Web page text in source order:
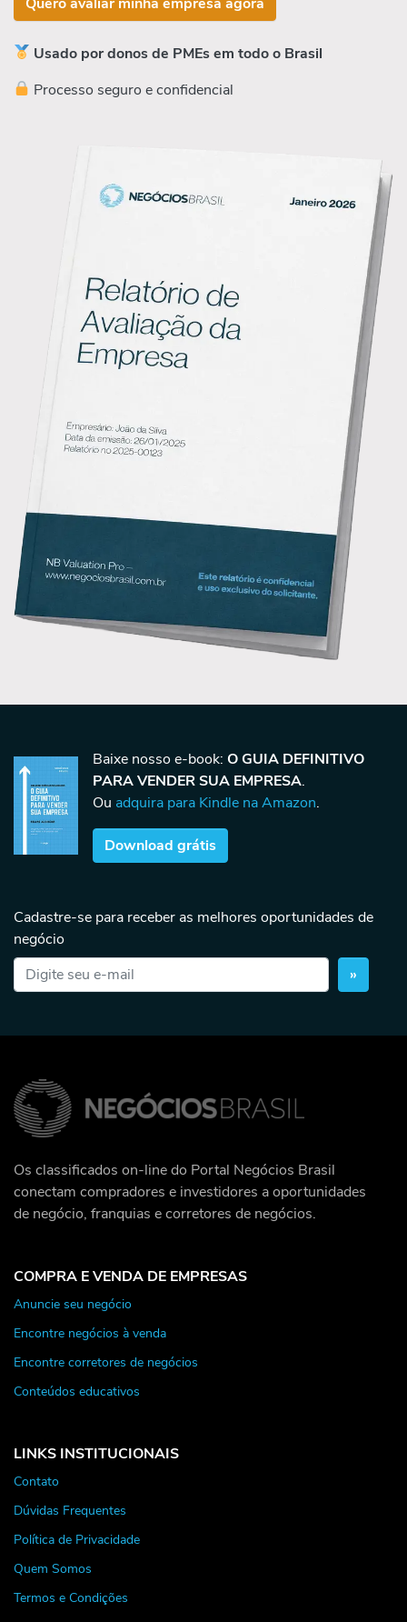
Usado por donos de PMEs em todo o Brasil
Processo seguro e confidencial
Baixe nosso e-book: O GUIA DEFINITIVO
PARA VENDER SUA EMPRESA.
Ou adquira para Kindle na Amazon.
Download grátis
Cadastre-se para receber as melhores oportunidades de
negócio
»
Os classificados on-line do Portal Negócios Brasil
conectam compradores e investidores a oportunidades
de negócio, franquias e corretores de negócios.
COMPRA E VENDA DE EMPRESAS
Anuncie seu negócio
Encontre negócios à venda
Encontre corretores de negócios
Conteúdos educativos
LINKS INSTITUCIONAIS
Contato
Dúvidas Frequentes
Política de Privacidade
Quem Somos
Termos e Condições